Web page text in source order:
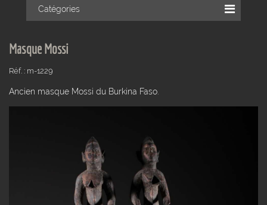
Catégories
Masque Mossi
Réf. : m-1229
Ancien masque Mossi du Burkina Faso.